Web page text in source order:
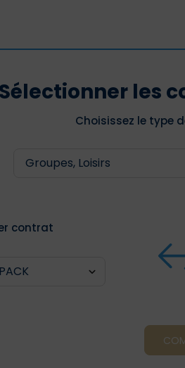
Sélectionner les
Choisissez le type
contrat